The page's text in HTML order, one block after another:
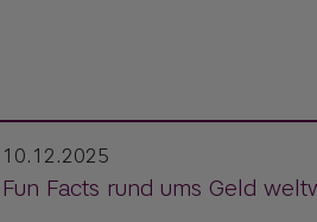
10.12.2025
Fun Facts rund ums Geld